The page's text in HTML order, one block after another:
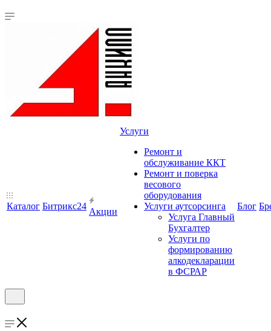
Каталог Битрикс24
Акции
Услуги
Ремонт и
обслуживание ККТ
Ремонт и поверка
весового
оборудования
Услуги аутсорсинга
Услуга Главный
Бухгалтер
Услуги по
формированию
алкодекларации
в ФСРАР
Блог